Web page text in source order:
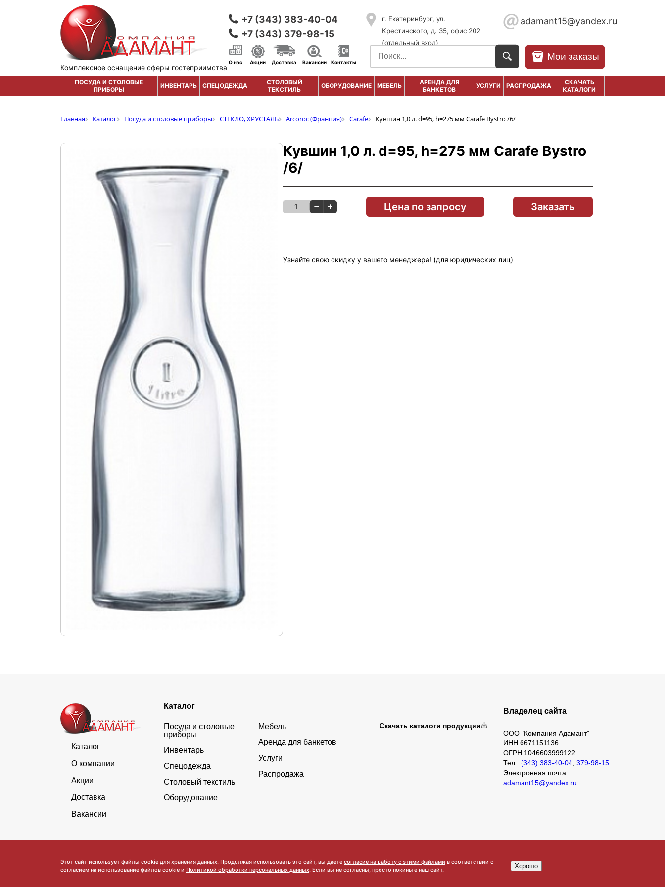
Комплексное оснащение сферы гостеприимства
+7 (343) 383-40-04
+7 (343) 379-98-15
г. Екатеринбург, ул.
Крестинского, д. 35, офис 202
(отдельный вход)
adamant15@yandex.ru
Мои заказы
О нас Акции Доставка Вакансии Контакты
ПОСУДА И СТОЛОВЫЕ
ПРИБОРЫ
ИНВЕНТАРЬ СПЕЦОДЕЖДА
СТОЛОВЫЙ
ТЕКСТИЛЬ
ОБОРУДОВАНИЕ МЕБЕЛЬ
АРЕНДА ДЛЯ
БАНКЕТОВ
УСЛУГИ РАСПРОДАЖА
СКАЧАТЬ
КАТАЛОГИ
Главная Каталог Посуда и столовые приборы СТЕКЛО, ХРУСТАЛЬ Arcoroc (Франция) Carafe Кувшин 1,0 л. d=95, h=275 мм Carafe Bystro /6/
Кувшин 1,0 л. d=95, h=275 мм Carafe Bystro
/6/
1 Цена по запросу Заказать
Узнайте свою скидку у вашего менеджера! (для юридических лиц)
Каталог
О компании
Акции
Доставка
Вакансии
Каталог
Посуда и столовые
приборы
Инвентарь
Спецодежда
Столовый текстиль
Оборудование
Мебель
Аренда для банкетов
Услуги
Распродажа
Скачать каталоги продукции
Владелец сайта
ООО "Компания Адамант"
ИНН 6671151136
ОГРН 1046603999122
Тел.: (343) 383-40-04, 379-98-15
Электронная почта:
adamant15@yandex.ru
Обратите внимание, что данный сайт носит исключительно информационный характер и ни при каких условиях не является публичной офертой, определяемой положениями ч.2 ст. 437 Гражданского
Этот сайт использует файлы cookie для хранения данных. Продолжая использовать это сайт, вы даете согласие на работу с этими файлами в соответствии с
согласием на использование файлов cookie и Политикой обработки персональных данных. Если вы не согласны, просто покиньте наш сайт.
Хорошо